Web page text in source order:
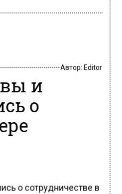
Автор:Editor
и
о
о сотрудничестве в